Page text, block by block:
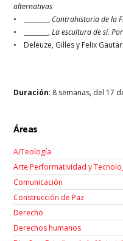
alternativas
• ________, Contrahistoria de la
• ________,La escultura de sí.
• Deleuze, Gilles y Felix
Duración: 8 semanas, del 17
Áreas
A/Teología
Arte Performatividad y
Comunicación
Construcción de Paz
Derecho
Derechos humanos